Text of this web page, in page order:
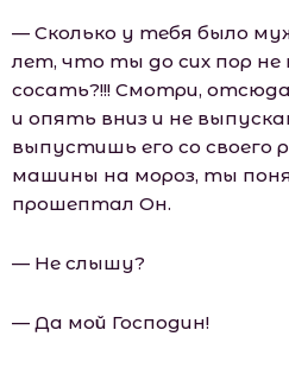
— Сколько у тебя было
лет, что ты до сих пор не
сосать?!!! Смотри,
и опять вниз и не
выпустишь его со своего
машины на мороз, ты
прошептал Он.
— Не слышу?
— Да мой Господин!